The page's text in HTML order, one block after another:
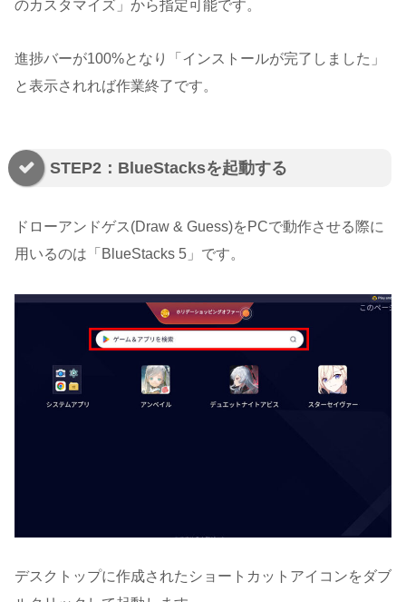
のカスタマイズ」から指定可能です。
進捗バーが100%となり「インストールが完了しました」
と表示されれば作業終了です。
STEP2：BlueStacksを起動する
ドローアンドゲス(Draw & Guess)をPCで動作させる際に
用いるのは「BlueStacks 5」です。
デスクトップに作成されたショートカットアイコンをダブ